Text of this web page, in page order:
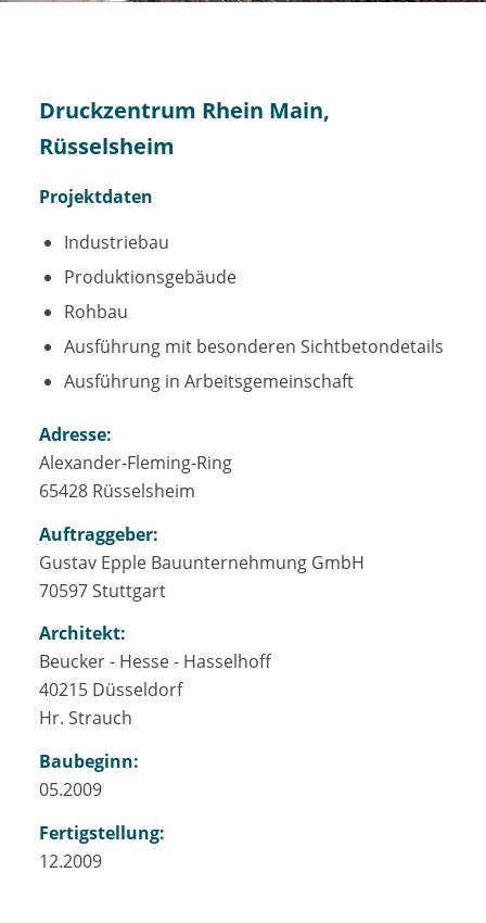
Druckzentrum Rhein Main,
Rüsselsheim
Projektdaten
Industriebau
Produktionsgebäude
Rohbau
Ausführung mit besonderen Sichtbetondetails
Ausführung in Arbeitsgemeinschaft
Adresse:
Alexander-Fleming-Ring
65428 Rüsselsheim
Auftraggeber:
Gustav Epple Bauunternehmung GmbH
70597 Stuttgart
Architekt:
Beucker - Hesse - Hasselhoff
40215 Düsseldorf
Hr. Strauch
Baubeginn:
05.2009
Fertigstellung:
12.2009